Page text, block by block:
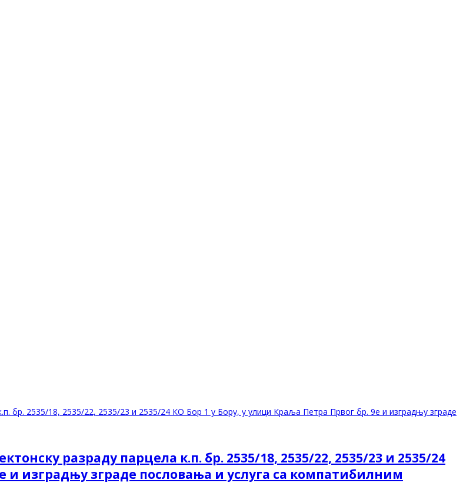
бр. 2535/18, 2535/22, 2535/23 и 2535/24 КО Бор 1 у Бору, у улици Краља Петра Првог бр. 9е и изградњу зграде
разраду парцела к.п. бр. 2535/18, 2535/22, 2535/23 и 2535/24
и изградњу зграде пословања и услуга са компатибилним